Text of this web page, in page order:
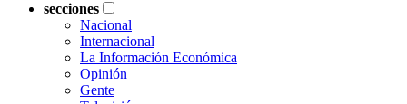
secciones
Nacional
Internacional
La Información Económica
Opinión
Gente